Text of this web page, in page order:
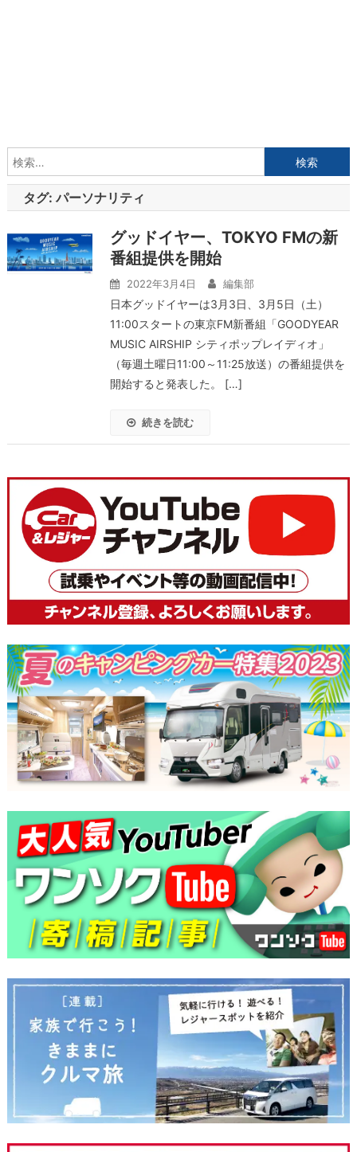
索:
タグ: パーソナリティ
グッドイヤー、TOKYO FMの新
番組提供を開始
2022年3月4日 編集部
日本グッドイヤーは3月3日、3月5日（土）
11:00スタートの東京FM新番組「GOODYEAR
MUSIC AIRSHIP シティポップレイディオ」
（毎週土曜日11:00～11:25放送）の番組提供を
開始すると発表した。 […]
続きを読む